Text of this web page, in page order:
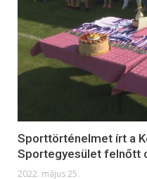
Sporttörténelmet írt a
Sportegyesület felnőtt
2022. május 25.